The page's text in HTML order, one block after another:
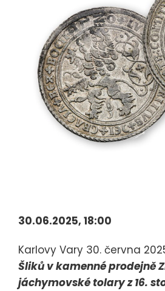
30.06.2025, 18:00
Karlovy Vary 30. června
Šliků v kamenné prodejně
jáchymovské tolary z 16.